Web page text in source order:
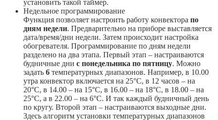
установить такой таймер.
Недельное программирование
Функция позволяет настроить работу конвектора по
дням недели. Предварительно на приборе выставляется
дата/время/дни недели. Затем происходит настройка
обогревателя. Программирование по дням недели
разделено на два этапа. Первый этап – настраиваются
будничные дни с понедельника по пятницу. Можно
задать 6 температурных диапазонов. Например, в 10.00
утра конвектор включается на 25°С, в 12 часов – на
20°С, в 14.00 – на 15°С, в 16.00 – на 18°С, в 18.00 – на
25°С, а в 22.00 – на 6°С. И так каждый будничный день
по кругу. Второй этап – настраиваются выходные дни.
Здесь алгоритм установки температурных диапазонов